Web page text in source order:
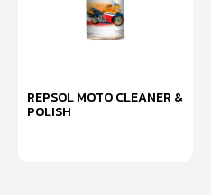
REPSOL MOTO CLEANER &
POLISH